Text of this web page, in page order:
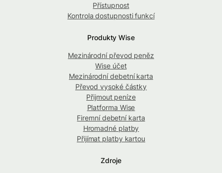
Přístupnost
Kontrola dostupnosti funkcí
Produkty Wise
Mezinárodní převod peněz
Wise účet
Mezinárodní debetní karta
Převod vysoké částky
Přijmout peníze
Platforma Wise
Firemní debetní karta
Hromadné platby
Přijímat platby kartou
Zdroje